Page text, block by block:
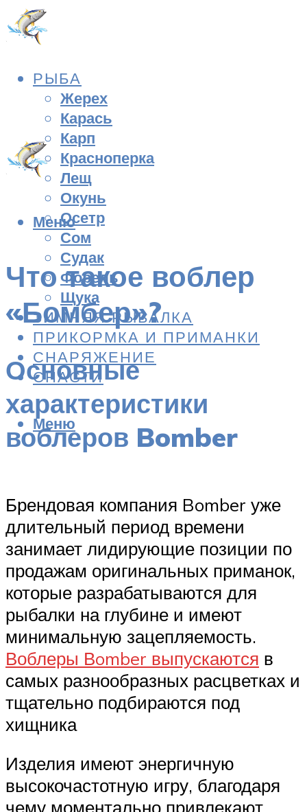
РЫБА
Жерех
Карась
Карп
Красноперка
Лещ
Окунь
Осетр
Сом
Судак
Форель
Щука
ЗИМНЯЯ РЫБАЛКА
ПРИКОРМКА И ПРИМАНКИ
СНАРЯЖЕНИЕ
СНАСТИ
Меню
Меню
Что такое воблер
«Бомбер»?
Основные
характеристики
воблеров Bomber
Брендовая компания Bomber уже
длительный период времени
занимает лидирующие позиции по
продажам оригинальных приманок,
которые разрабатываются для
рыбалки на глубине и имеют
минимальную зацепляемость.
Воблеры Вomber выпускаются в
самых разнообразных расцветках и
тщательно подбираются под
хищника
Изделия имеют энергичную
высокочастотную игру, благодаря
чему моментально привлекают